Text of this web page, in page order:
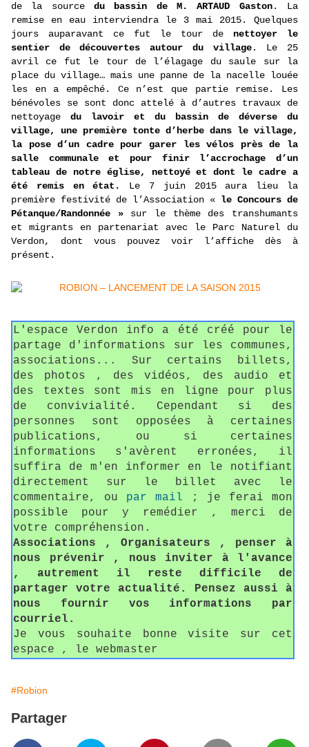
de la sourcedu bassin de M. ARTAUD Gaston. La
remise en eau interviendra le 3 mai 2015. Quelques
jours auparavant ce fut le tour de nettoyer le
sentier de découvertes autour du village. Le 25
avril ce fut le tour de l’élagage du saule sur la
place du village… mais une panne de la nacelle louée
les en a empêché. Ce n’est que partie remise. Les
bénévoles se sont donc attelé à d’autres travaux de
nettoyage du lavoir et du bassin de déverse du
village, une première tonte d’herbe dans le village,
la pose d’un cadre pour garer les vélos près de la
salle communale et pour finir l’accrochage d’un
tableau de notre église, nettoyé et dont le cadre a
été remis en état.
Le 7 juin 2015 aura lieu la
première festivité de l’Association « le Concours de
Pétanque/Randonnée »sur le thème des transhumants
et migrants en partenariat avec le Parc Naturel du
Verdon, dont vous pouvez voir l’affiche dès à
présent.
L'espace Verdon info a été créé pour le
partage d'informations sur les communes,
associations... Sur certains billets,
des photos , des vidéos, des audio et
des textes sont mis en ligne pour plus
de convivialité. Cependant si des
personnes sont opposées à certaines
publications, ou si certaines
informations s'avèrent erronées, il
suffira de m'en informer en le notifiant
directement sur le billet avec le
commentaire, ou par mail ; je ferai mon
possible pour y remédier , merci de
votre compréhension.
Associations , Organisateurs , penser à
nous prévenir , nous inviter à l'avance
, autrement il reste difficile de
partager votre actualité. Pensez aussi à
nous fournir vos informations par
courriel.
Je vous souhaite bonne visite sur cet
espace , le webmaster
#Robion
Partager